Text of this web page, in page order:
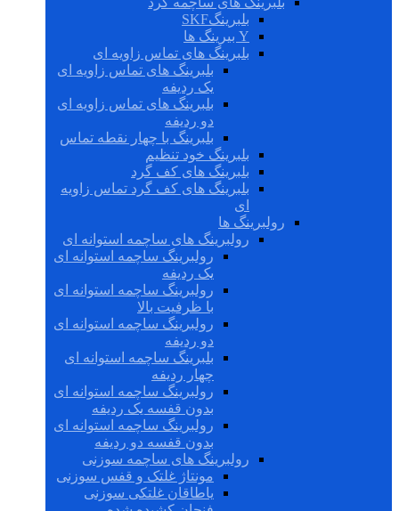
بلبرینگSKF
Y بیرینگ ها
بلبرینگ های تماس زاویه ای
بلبرینگ های تماس زاویه ای
یک ردیفه
بلبرینگ های تماس زاویه ای
دو ردیفه
بلبرینگ با چهار نقطه تماس
بلبرینگ خود تنظیم
بلبرینگ های کف گرد
بلبرینگ های کف گرد تماس زاویه
ای
رولبرینگ ها
رولبرینگ های ساچمه استوانه ای
رولبرینگ ساچمه استوانه ای
یک ردیفه
رولبرینگ ساچمه استوانه ای
با ظرفیت بالا
رولبرینگ ساچمه استوانه ای
دو ردیفه
بلبرینگ ساچمه استوانه ای
چهار ردیفه
رولبرینگ ساچمه استوانه ای
بدون قفسه یک ردیفه
رولبرینگ ساچمه استوانه ای
بدون قفسه دو ردیفه
رولبرینگ های ساچمه سوزنی
مونتاژ غلتک و قفس سوزنی
یاطاقان غلتکی سوزنی